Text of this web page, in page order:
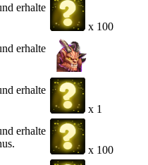
erhalte
x 100
erhalte
erhalte
x 1
erhalte
x 100